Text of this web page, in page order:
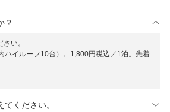
？
い。
ハイルーフ10台）。1,800円税込／1泊。先着
ください。